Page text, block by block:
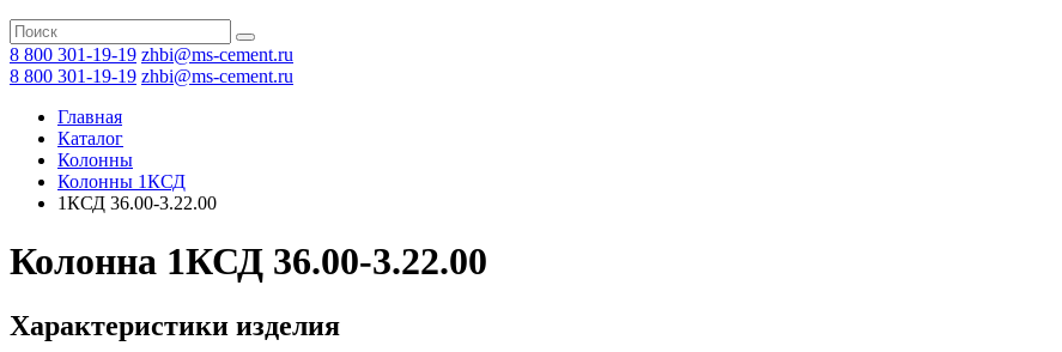
8 800 301-19-19 zhbi@ms-cement.ru
8 800 301-19-19 zhbi@ms-cement.ru
Главная
Каталог
Колонны
Колонны 1КСД
1КСД 36.00-3.22.00
Колонна 1КСД 36.00-3.22.00
Характеристики изделия